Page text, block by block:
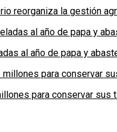
reorganiza la gestión
al año de papa y
para conservar sus